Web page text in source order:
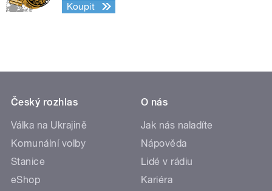
Koupit
Český rozhlas
Válka na Ukrajině
Komunální volby
Stanice
eShop
O nás
Jak nás naladíte
Nápověda
Lidé v rádiu
Kariéra